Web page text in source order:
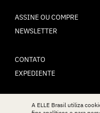
ASSINE OU COMPRE
NEWSLETTER
CONTATO
EXPEDIENTE
POLÍTICA DE PRIVACIDADE
A ELLE Brasil utiliza